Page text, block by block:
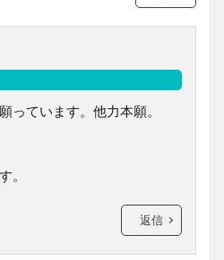
っています。他力本願。
。
返信